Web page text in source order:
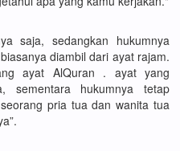
saja, sedangkan hukumnya
diambil dari ayat rajam.
ayat AlQuran . ayat yang
sementara hukumnya tetap
pria tua dan wanita tua